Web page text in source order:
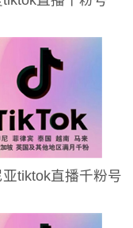
亚tiktok直播千粉号